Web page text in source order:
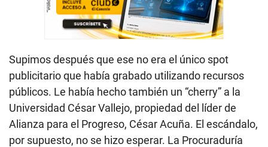
Supimos después que ese no era el único spot
publicitario que había grabado utilizando recursos
públicos. Le había hecho también un “cherry” a la
Universidad César Vallejo, propiedad del líder de
Alianza para el Progreso, César Acuña. El escándalo,
por supuesto, no se hizo esperar. La Procuraduría